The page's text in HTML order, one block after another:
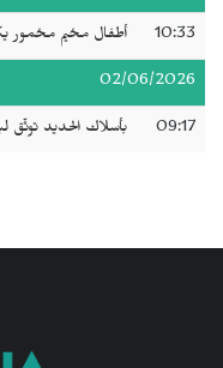
10:33 أطفال مخيم مخمور
02/06/2026
09:17 بأسلاك الحديد توثّق